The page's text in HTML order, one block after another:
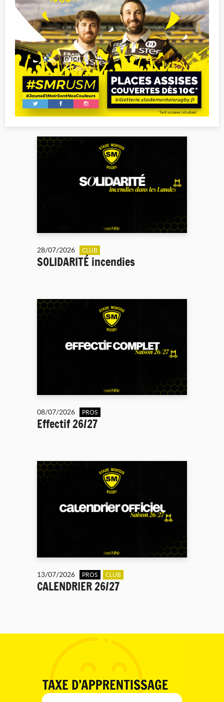
28/07/2026 CLUB
SOLIDARITÉ incendies
08/07/2026 PROS
Effectif 26/27
13/07/2026 PROS CLUB
CALENDRIER 26/27